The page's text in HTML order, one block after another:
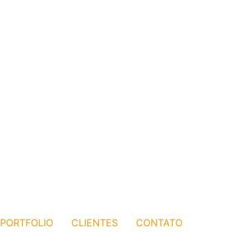
PORTFOLIO CLIENTES CONTATO